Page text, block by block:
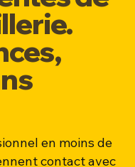
en moins de
contact avec